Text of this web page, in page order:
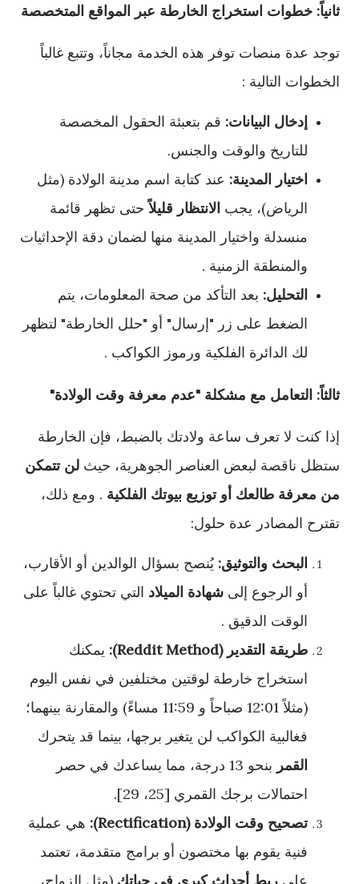
ثانياً: خطوات استخراج الخارطة عبر المواقع المتخصصة
توجد عدة منصات توفر هذه الخدمة مجاناً، وتتبع غالباً
الخطوات التالية :
إدخال البيانات: قم بتعبئة الحقول المخصصة
للتاريخ والوقت والجنس.
اختيار المدينة: عند كتابة اسم مدينة الولادة (مثل
الرياض)، يجب الانتظار قليلاًحتى تظهر قائمة
منسدلة واختيار المدينة منها لضمان دقة الإحداثيات
والمنطقة الزمنية .
التحليل: بعد التأكد من صحة المعلومات، يتم
الضغط على زر "إرسال" أو "حلل الخارطة" لتظهر
لك الدائرة الفلكية ورموز الكواكب .
ثالثاً: التعامل مع مشكلة "عدم معرفة وقت الولادة"
إذا كنت لا تعرف ساعة ولادتك بالضبط، فإن الخارطة
ستظل ناقصة لبعض العناصر الجوهرية، حيث لن تتمكن
من معرفة طالعك أو توزيع بيوتك الفلكية . ومع ذلك،
تقترح المصادر عدة حلول:
البحث والتوثيق: يُنصح بسؤال الوالدين أو الأقارب،
أو الرجوع إلى شهادة الميلاد التي تحتوي غالباً على
الوقت الدقيق .
طريقة التقدير (Reddit Method):
يمكنك
استخراج خارطة لوقتين مختلفين في نفس اليوم
(مثلاً 12:01 صباحاً و 11:59 مساءً) والمقارنة بينهما؛
فغالبية الكواكب لن يتغير برجها، بينما قد يتحرك
القمر
بنحو 13 درجة، مما يساعدك في حصر
احتمالات برجك القمري [25، 29].
تصحيح وقت الولادة (Rectification):
هي عملية
فنية يقوم بها مختصون أو برامج متقدمة، تعتمد
على ربط أحداث كبرى في حياتك (مثل الزواج،